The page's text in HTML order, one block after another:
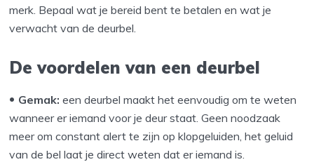
merk. Bepaal wat je bereid bent te betalen en wat je
verwacht van de deurbel.
De voordelen van een deurbel
Gemak: een deurbel maakt het eenvoudig om te weten
wanneer er iemand voor je deur staat. Geen noodzaak
meer om constant alert te zijn op klopgeluiden, het geluid
van de bel laat je direct weten dat er iemand is.